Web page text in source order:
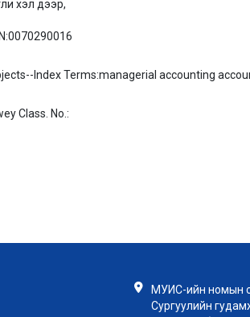
хэл дээр,
0070290016
Index Terms:managerial accounting
Class. No.:
МУИС-ийн номын
Сургуулийн